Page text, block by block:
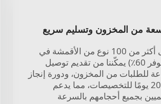
من المخزون وتسليم سريع
الحفاظ على أكثر من 100 نوع من الأقمشة في
المخزون (بتوفر 60٪) يمكّننا من تقديم توصيل
24 ساعة للطلبات من المخزون، ودورة إنجاز
فعالة مدتها 20 يومًا للتخصيصات، مما يدعم
بجميع أحجامهم بالسرعة